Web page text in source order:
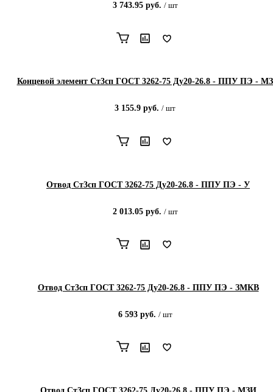
3 743.95руб. / шт
Концевой элемент Ст3сп ГОСТ 3262-75 Ду20-26.8 - ППУ ПЭ -
3 155.9 руб. / шт
Отвод Ст3сп ГОСТ 3262-75 Ду20-26.8 - ППУ ПЭ - У
2 013.05руб. / шт
Отвод Ст3сп ГОСТ 3262-75 Ду20-26.8 - ППУ ПЭ - ЗМКВ
6 593руб. / шт